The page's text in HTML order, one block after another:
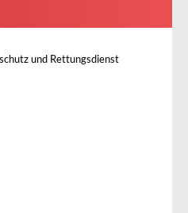
und Rettungsdienst